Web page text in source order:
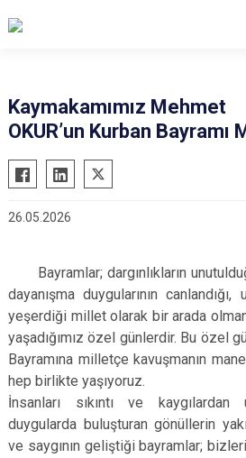
Büyükorhan
Gemlik
Harmancık
Karacabey
Keles
Kestel
Kaymakamımız Mehmet
OKUR’un Kurban Bayramı
26.05.2026
Bayramlar; dargınlıkların
dayanışma duygularının
yeşerdiği millet olarak bir arada
yaşadığımız özel günlerdir. Bu özel
Bayramına milletçe kavuşmanın
hep birlikte yaşıyoruz.
İnsanları sıkıntı ve
duygularda buluşturan gönüllerin
ve saygının geliştiği bayramlar;